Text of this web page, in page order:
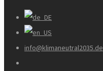
info@klimaneutral2035.de